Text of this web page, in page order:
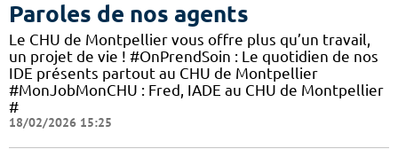
Paroles de nos agents
Le CHU de Montpellier vous offre plus qu’un travail,
un projet de vie ! #OnPrendSoin : Le quotidien de nos
IDE présents partout au CHU de Montpellier
#MonJobMonCHU : Fred, IADE au CHU de Montpellier
#
18/02/2026 15:25